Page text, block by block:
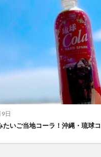
日
たいご当地コーラ！沖縄・琉球